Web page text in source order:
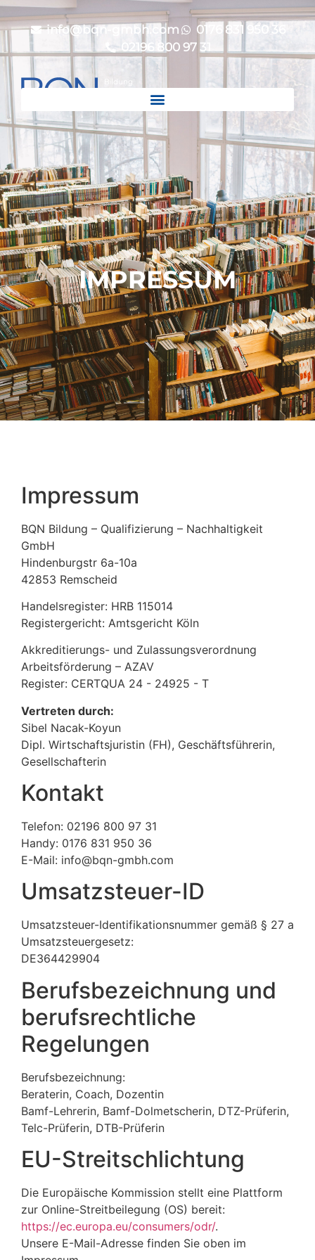
info@bqn-gmbh.com
0176 831 950 36
02196 800 97 31
IMPRESSUM
Impressum
BQN Bildung – Qualifizierung – Nachhaltigkeit
GmbH
Hindenburgstr 6a-10a
42853 Remscheid
Handelsregister: HRB 115014
Registergericht: Amtsgericht Köln
Akkreditierungs- und Zulassungsverordnung
Arbeitsförderung – AZAV
Register: CERTQUA 24 - 24925 - T
Vertreten durch:
Sibel Nacak-Koyun
Dipl. Wirtschaftsjuristin (FH), Geschäftsführerin,
Gesellschafterin
Kontakt
Telefon: 02196 800 97 31
Handy: 0176 831 950 36
E-Mail: info@bqn-gmbh.com
Umsatzsteuer-ID
Umsatzsteuer-Identifikationsnummer gemäß § 27 a
Umsatzsteuergesetz:
DE364429904
Berufsbezeichnung und
berufsrechtliche
Regelungen
Berufsbezeichnung:
Beraterin, Coach, Dozentin
Bamf-Lehrerin, Bamf-Dolmetscherin, DTZ-Prüferin,
Telc-Prüferin, DTB-Prüferin
EU-Streitschlichtung
Die Europäische Kommission stellt eine Plattform
zur Online-Streitbeilegung (OS) bereit:
https://ec.europa.eu/consumers/odr/.
Unsere E-Mail-Adresse finden Sie oben im